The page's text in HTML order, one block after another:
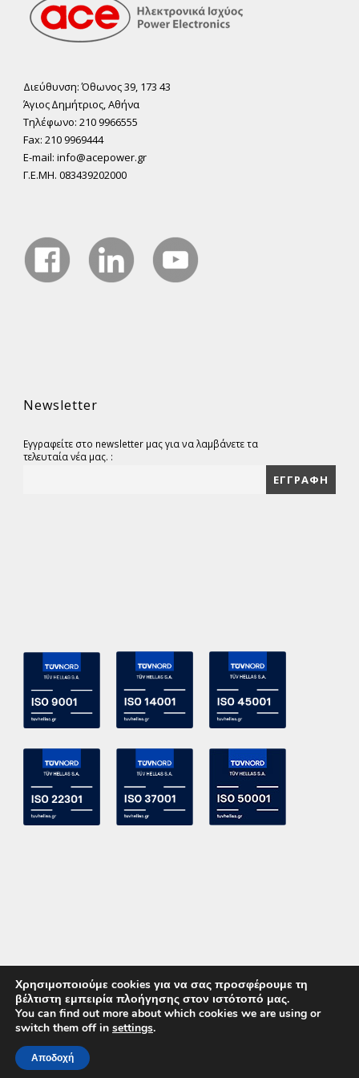
Διεύθυνση: Όθωνος 39, 173 43
Άγιος ∆ηµήτριος, Αθήνα
Τηλέφωνο: 210 9966555
Fax: 210 9969444
E-mail: info@acepower.gr
Γ.Ε.ΜΗ. 083439202000
Newsletter
Εγγραφείτε στο newsletter μας για να λαμβάνετε τα
τελευταία νέα μας. :
Copyright 2015 ACE Power Electronics - All Right Reserved
ΚΑΛΕΣΤΕ ΜΑΣ
Χρησιμοποιούμε cookies για να σας προσφέρουμε τη
βέλτιστη εμπειρία πλοήγησης στον ιστότοπό μας.
You can find out more about which cookies we are using or
switch them off in settings.
Αποδοχή